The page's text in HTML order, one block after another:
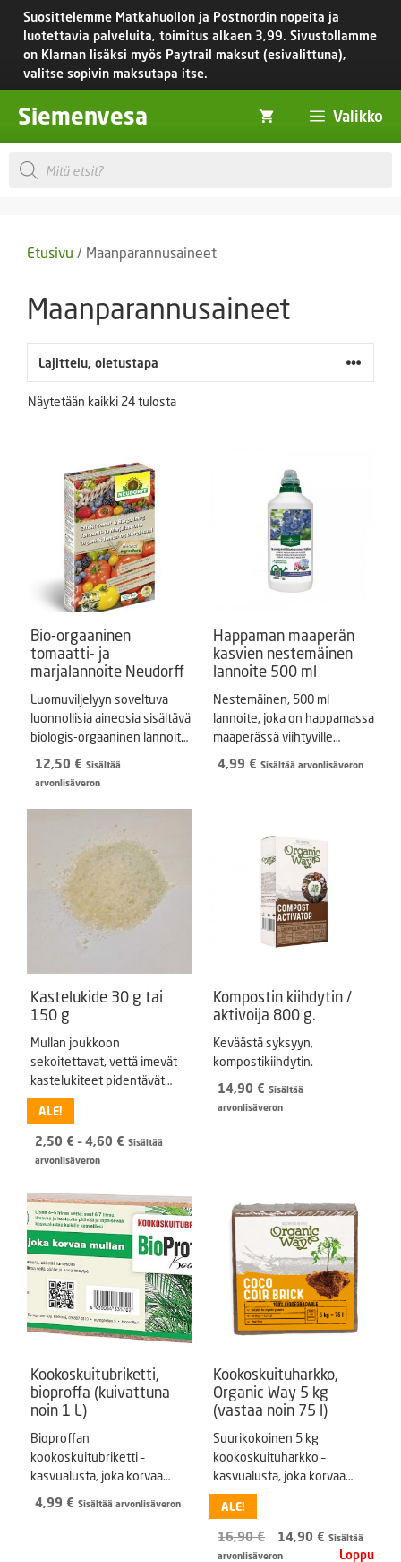
Siirry
sisältöön
Suosittelemme Matkahuollon ja Postnordin nopeita ja
luotettavia palveluita, toimitus alkaen 3,99. Sivustollamme
on Klarnan lisäksi myös Paytrail maksut (esivalittuna),
valitse sopivin maksutapa itse.
Siemenvesa Valikko
Products
search
Etusivu / Maanparannusaineet
Maanparannusaineet
Näytetään kaikki 24 tulosta
Bio-orgaaninen
tomaatti- ja
marjalannoite Neudorff
Luomuviljelyyn soveltuva
luonnollisia aineosia sisältävä
biologis-orgaaninen lannoite.
1 kg pakkaus.
12,50 € Sisältää
arvonlisäveron
Happaman maaperän
kasvien nestemäinen
lannoite 500 ml
Nestemäinen, 500 ml
lannoite, joka on happamassa
maaperässä viihtyville
kasveille, kuten mustikoille.
4,99 € Sisältää arvonlisäveron
Kastelukide 30 g tai
150 g
Mullan joukkoon
sekoitettavat, vettä imevät
kastelukiteet pidentävät
kasteluväliä.
ALE!
2,50 € – 4,60 € Hintaluokka:
4,60 €
Sisältää
arvonlisäveron
Kompostin kiihdytin /
aktivoija 800 g.
Keväästä syksyyn,
kompostikiihdytin.
14,90 € Sisältää
arvonlisäveron
Kookoskuitubriketti,
bioproffa (kuivattuna
noin 1 L)
Bioproffan
kookoskuitubriketti –
kasvualusta, joka korvaa
mullan.
4,99 € Sisältää arvonlisäveron
Kookoskuituharkko,
Organic Way 5 kg
(vastaa noin 75 l)
Suurikokoinen 5 kg
kookoskuituharkko –
kasvualusta, joka korvaa
mullan.
ALE!
16,90€
Alkuperäinen
hinta
14,90 € Nykyinen
hinta
Sisältää
arvonlisäveron